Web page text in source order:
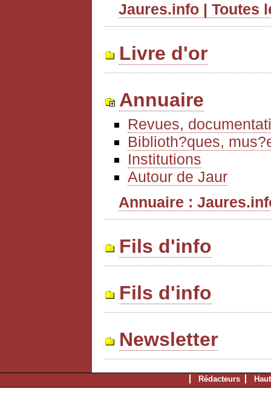
Jaures.info | Toutes
Livre d'or
Annuaire
Revues,
Biblioth?ques,
Institutions
Autour de Jaur
Annuaire :
Fils d'info
Fils d'info
Newsletter
Rédacteurs